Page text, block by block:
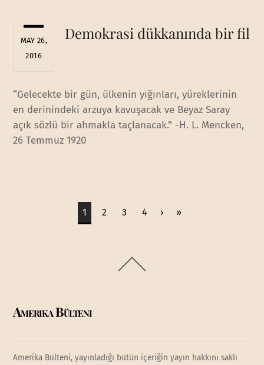
MAY 26,
2016
Demokrasi dükkanında bir fil
“Gelecekte bir gün, ülkenin yığınları, yüreklerinin
en derinindeki arzuya kavuşacak ve Beyaz Saray
açık sözlü bir ahmakla taçlanacak.” -H. L. Mencken,
26 Temmuz 1920
1 2 3 4 › »
To
Amerika Bülteni
Amerika Bülteni, yayınladığı bütün içeriğin yayın hakkını saklı